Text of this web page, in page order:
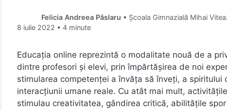
Felicia Andreea Pâslaru • Școala Gimnazială Mihai
8 iulie 2022 • 4 minute
Educația online reprezintă o modalitate nouă de a
dintre profesori și elevi, prin împărtășirea de noi
stimularea competenței a învăța să înveți, a
interacțiunii umane reale. Cu atât mai mult,
stimulau creativitatea, gândirea critică, abilitățile